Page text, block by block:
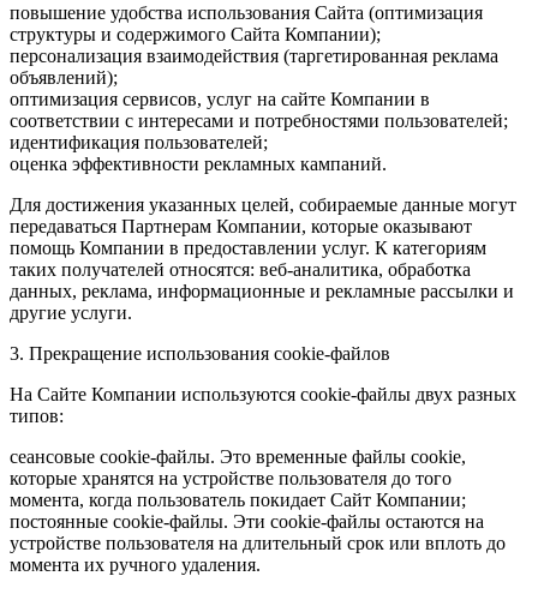
повышение удобства использования Сайта (оптимизация
структуры и содержимого Сайта Компании);
персонализация взаимодействия (таргетированная реклама
объявлений);
оптимизация сервисов, услуг на сайте Компании в
соответствии с интересами и потребностями пользователей;
идентификация пользователей;
оценка эффективности рекламных кампаний.
Для достижения указанных целей, собираемые данные могут
передаваться Партнерам Компании, которые оказывают
помощь Компании в предоставлении услуг. К категориям
таких получателей относятся: веб-аналитика, обработка
данных, реклама, информационные и рекламные рассылки и
другие услуги.
3. Прекращение использования cookie-файлов
На Сайте Компании используются cookie-файлы двух разных
типов:
сеансовые cookie-файлы. Это временные файлы cookie,
которые хранятся на устройстве пользователя до того
момента, когда пользователь покидает Сайт Компании;
постоянные cookie-файлы. Эти cookie-файлы остаются на
устройстве пользователя на длительный срок или вплоть до
момента их ручного удаления.